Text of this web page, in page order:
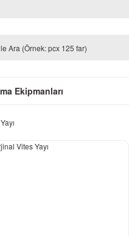
Ekipmanları